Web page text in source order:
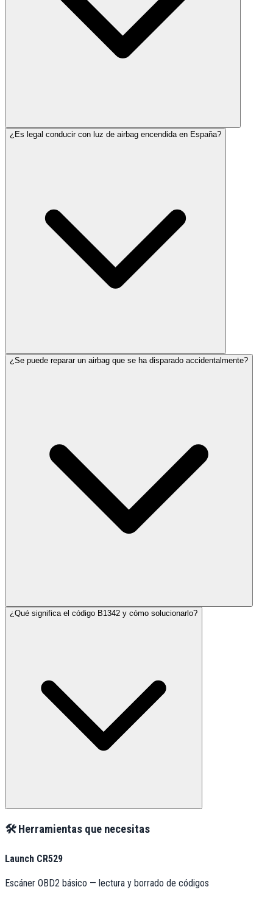
¿Es legal conducir con luz de airbag encendida en España?
¿Se puede reparar un airbag que se ha disparado accidentalmente?
¿Qué significa el código B1342 y cómo solucionarlo?
🛠️ Herramientas que necesitas
Launch CR529
Escáner OBD2 básico — lectura y borrado de códigos